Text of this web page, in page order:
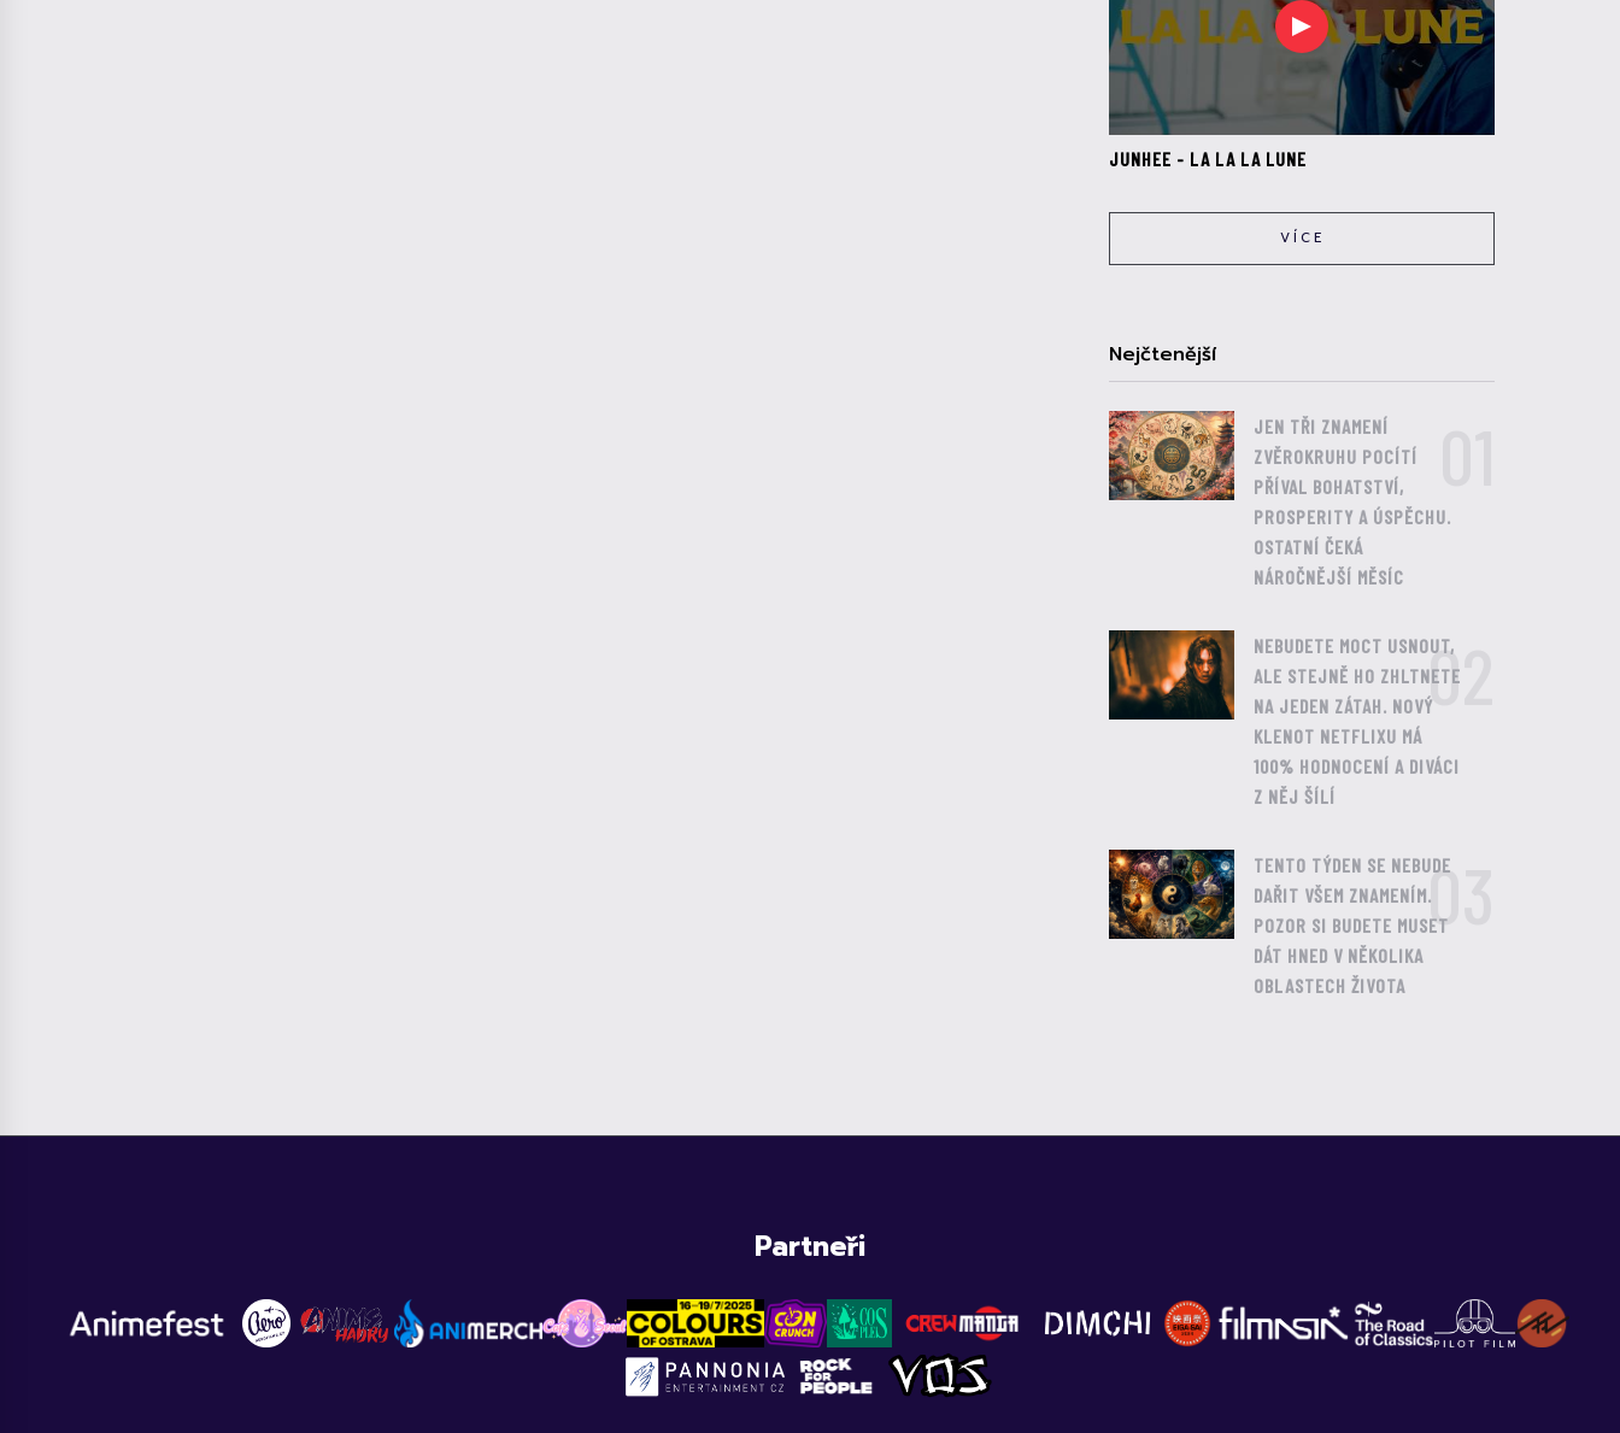
JUNHEE - LA LA LA LUNE
VÍCE
Nejčtenější
JEN TŘI ZNAMENÍ
ZVĚROKRUHU POCÍTÍ
PŘÍVAL BOHATSTVÍ,
PROSPERITY A ÚSPĚCHU.
OSTATNÍ ČEKÁ
NÁROČNĚJŠÍ MĚSÍC
NEBUDETE MOCT USNOUT,
ALE STEJNĚ HO ZHLTNETE
NA JEDEN ZÁTAH. NOVÝ
KLENOT NETFLIXU MÁ
100% HODNOCENÍ A DIVÁCI
Z NĚJ ŠÍLÍ
02
TENTO TÝDEN SE NEBUDE
DAŘIT VŠEM ZNAMENÍM.
POZOR SI BUDETE MUSET
DÁT HNED V NĚKOLIKA
OBLASTECH ŽIVOTA
03
Partneři